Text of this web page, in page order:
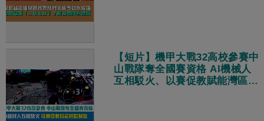
【短片】機甲大戰32高校參賽中
山戰隊奪全國賽資格 AI機械人
互相駁火、以賽促教賦能灣區智